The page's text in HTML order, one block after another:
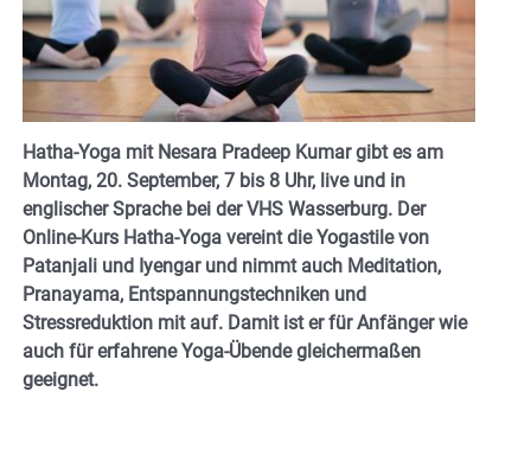
Hatha-Yoga mit Nesara Pradeep Kumar gibt es am
Montag, 20. September, 7 bis 8 Uhr, live und in
englischer Sprache bei der VHS Wasserburg. Der
Online-Kurs Hatha-Yoga vereint die Yogastile von
Patanjali und Iyengar und nimmt auch Meditation,
Pranayama, Entspannungstechniken und
Stressreduktion mit auf. Damit ist er für Anfänger wie
auch für erfahrene Yoga-Übende gleichermaßen
geeignet.